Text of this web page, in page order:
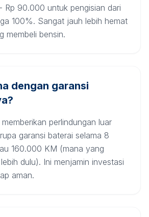
Rp 90.000 untuk pengisian dari
100%. Sangat jauh lebih hemat
membeli bensin.
dengan garansi
perlindungan luar
garansi baterai selama 8
160.000 KM (mana yang
dulu). Ini menjamin investasi
aman.